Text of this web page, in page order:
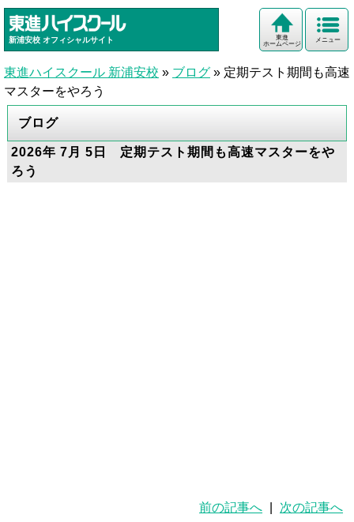
新浦安校 オフィシャルサイト メニュー
東進
ホームページ
東進ハイスクール 新浦安校 » ブログ » 定期テスト期間も高速
マスターをやろう
ブログ
2026年 7月 5日 定期テスト期間も高速マスターをや
ろう
前の記事へ 次の記事へ